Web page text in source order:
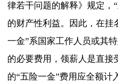
律若干问题的解释》规定，
的财产性利益。因此，在挂
一金”系国家工作人员或其
的必要费用，领薪人是直接
的“五险一金”费用应全额计